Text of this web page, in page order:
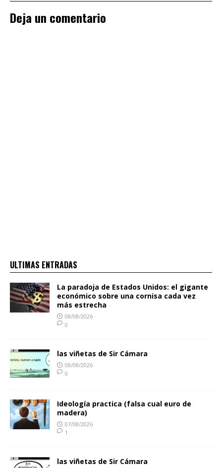
Deja un comentario
ULTIMAS ENTRADAS
La paradoja de Estados Unidos: el gigante
económico sobre una cornisa cada vez
más estrecha
08/08/2026
0
las viñetas de Sir Cámara
08/08/2026
0
Ideología practica (falsa cual euro de
madera)
07/08/2026
1
las viñetas de Sir Cámara